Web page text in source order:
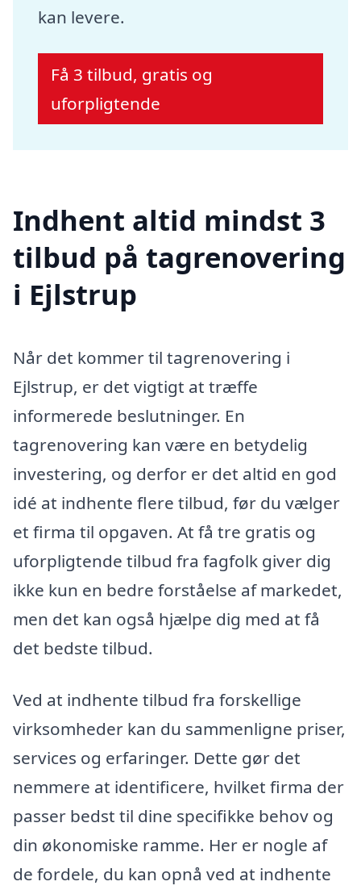
kan levere.
Få 3 tilbud, gratis og
uforpligtende
Indhent altid mindst 3
tilbud på tagrenovering
i Ejlstrup
Når det kommer til tagrenovering i
Ejlstrup, er det vigtigt at træffe
informerede beslutninger. En
tagrenovering kan være en betydelig
investering, og derfor er det altid en god
idé at indhente flere tilbud, før du vælger
et firma til opgaven. At få tre gratis og
uforpligtende tilbud fra fagfolk giver dig
ikke kun en bedre forståelse af markedet,
men det kan også hjælpe dig med at få
det bedste tilbud.
Ved at indhente tilbud fra forskellige
virksomheder kan du sammenligne priser,
services og erfaringer. Dette gør det
nemmere at identificere, hvilket firma der
passer bedst til dine specifikke behov og
din økonomiske ramme. Her er nogle af
de fordele, du kan opnå ved at indhente